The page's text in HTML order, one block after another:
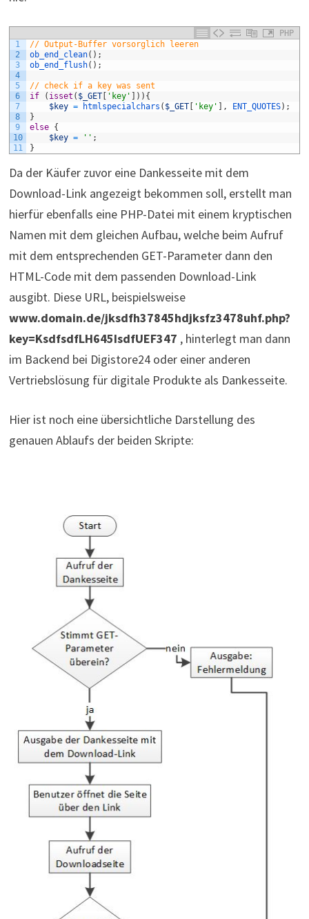
PHP
1
2
3
4
5
6
7
8
9
10
11
// Output-Buffer vorsorglich leeren
ob_end_clean( ) ;
ob_end_flush( ) ;
// check if a key was sent
if
( isset ( $_GET[ 'key' ] ) ) {
$key = htmlspecialchars ( $_GET[ 'key' ] , ENT_QUOTES) ;
}
else {
$key = '' ;
}
Da der Käufer zuvor eine Dankesseite mit dem
Download-Link angezeigt bekommen soll, erstellt man
hierfür ebenfalls eine PHP-Datei mit einem kryptischen
Namen mit dem gleichen Aufbau, welche beim Aufruf
mit dem entsprechenden GET-Parameter dann den
HTML-Code mit dem passenden Download-Link
ausgibt. Diese URL, beispielsweise
www.domain.de/jksdfh37845hdjksfz3478uhf.php?
key=KsdfsdfLH645IsdfUEF347 , hinterlegt man dann
im Backend bei Digistore24 oder einer anderen
Vertriebslösung für digitale Produkte als Dankesseite.
Hier ist noch eine übersichtliche Darstellung des
genauen Ablaufs der beiden Skripte: